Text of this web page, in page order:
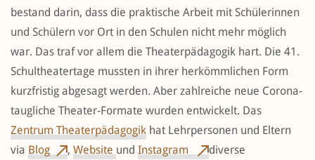
bestand darin, dass die praktische Arbeit mit Schülerinnen
und Schülern vor Ort in den Schulen nicht mehr möglich
war. Das traf vor allem die Theaterpädagogik hart. Die 41.
Schultheatertage mussten in ihrer herkömmlichen Form
kurzfristig abgesagt werden. Aber zahlreiche neue Corona-
taugliche Theater-Formate wurden entwickelt. Das
Zentrum Theaterpädagogik hat Lehrpersonen und Eltern
via Blog , Website und Instagram
diverse